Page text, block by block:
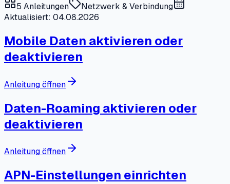
5 Anleitungen
Netzwerk & Verbindung
Aktualisiert: 04.08.2026
Mobile Daten aktivieren oder
deaktivieren
Anleitung öffnen
Daten-Roaming aktivieren oder
deaktivieren
Anleitung öffnen
APN-Einstellungen einrichten